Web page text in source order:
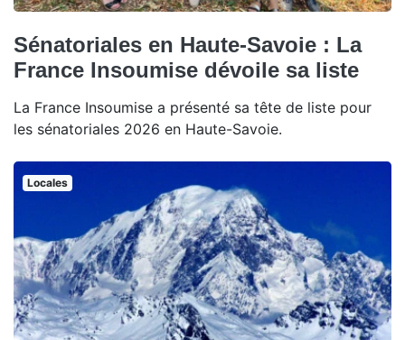
Sénatoriales en Haute-Savoie : La
France Insoumise dévoile sa liste
La France Insoumise a présenté sa tête de liste pour
les sénatoriales 2026 en Haute-Savoie.
Locales